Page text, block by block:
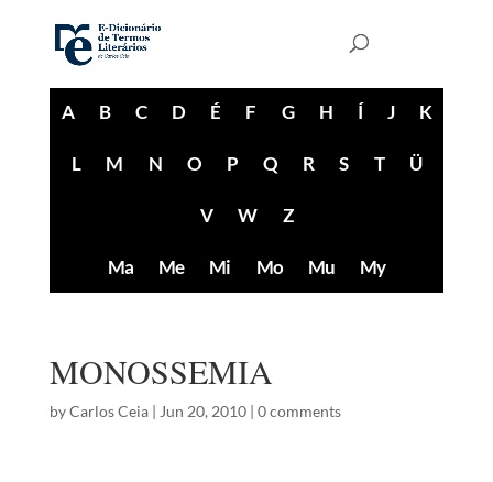
A B C D É F G H Í J K
L M N O P Q R S T Ü
V W Z
Ma Me Mi Mo Mu My
MONOSSEMIA
byCarlos Ceia| Jun 20, 2010| 0 comments